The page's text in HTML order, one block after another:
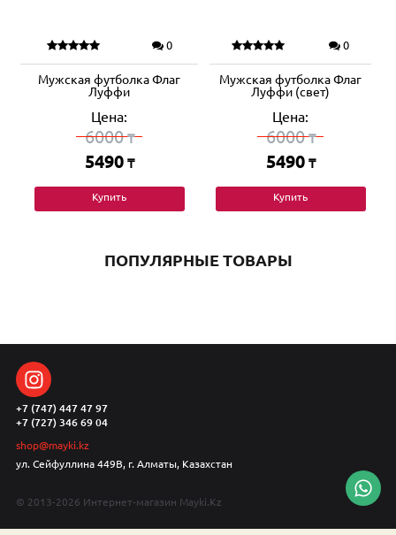
0
Мужская футболка Флаг
Луффи
Цена:
6000₸
5490 ₸
Купить
0
Мужская футболка Флаг
Луффи (свет)
Цена:
6000₸
5490 ₸
Купить
ПОПУЛЯРНЫЕ ТОВАРЫ
+7 (747) 447 47 97
+7 (727) 346 69 04
shop@mayki.kz
ул. Сейфуллина 449В, г. Алматы, Казахстан
© 2013-2026 Интернет-магазин Mayki.Kz